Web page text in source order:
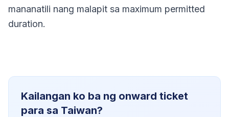
mananatili nang malapit sa maximum permitted
duration.
Kailangan ko ba ng onward ticket
para sa Taiwan?